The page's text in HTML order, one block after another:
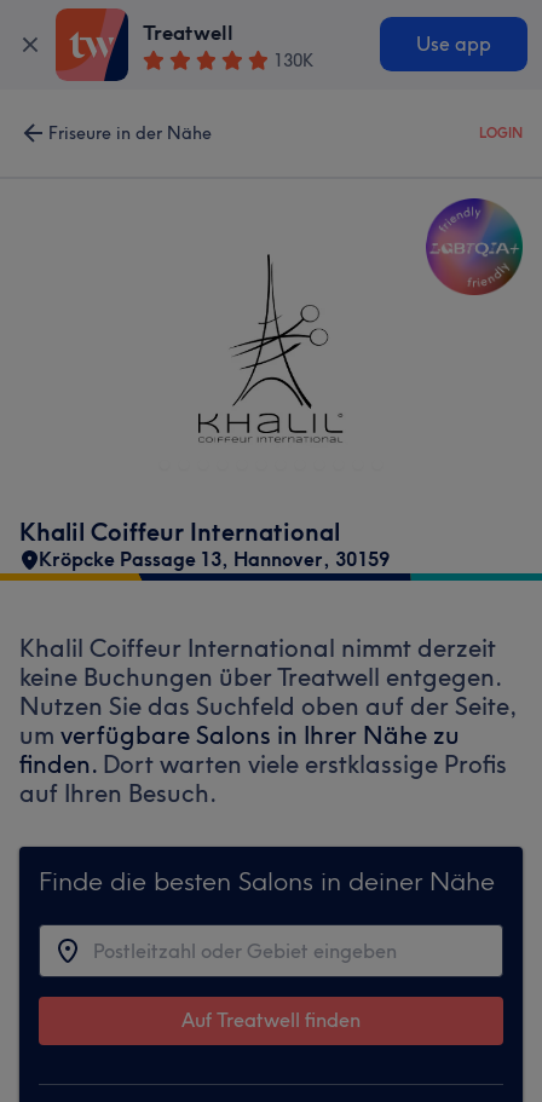
Treatwell
130K
Use app
Friseure in der Nähe LOGIN
Khalil Coiffeur International
Kröpcke Passage 13, Hannover, 30159
Khalil Coiffeur International nimmt derzeit
keine Buchungen über Treatwell entgegen.
Nutzen Sie das Suchfeld oben auf der Seite,
um verfügbare Salons in Ihrer Nähe zu
finden. Dort warten viele erstklassige Profis
auf Ihren Besuch.
Finde die besten Salons in deiner Nähe
Auf Treatwell finden